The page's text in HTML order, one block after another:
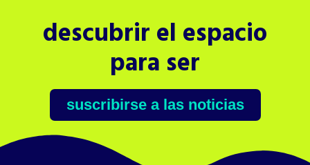
descubrir el espacio
para ser
suscribirse a las noticias